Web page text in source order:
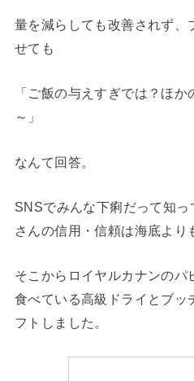
量を減らしても改善されず、
せても
「ご飯の与えすぎでは？ほ
～」
なんて回答。
SNSでみんな下痢だって知
さんの信用・信頼は海底より
そこからロイヤルカナンの
食べている高級ドライとブッ
フトしました。